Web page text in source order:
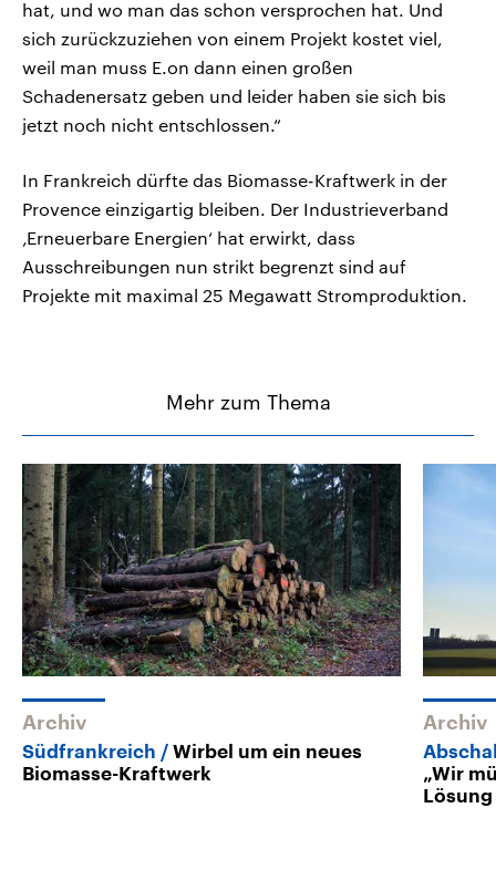
hat, und wo man das schon versprochen hat. Und
sich zurückzuziehen von einem Projekt kostet viel,
weil man muss E.on dann einen großen
Schadenersatz geben und leider haben sie sich bis
jetzt noch nicht entschlossen.“
In Frankreich dürfte das Biomasse-Kraftwerk in der
Provence einzigartig bleiben. Der Industrieverband
‚Erneuerbare Energien‘ hat erwirkt, dass
Ausschreibungen nun strikt begrenzt sind auf
Projekte mit maximal 25 Megawatt Stromproduktion.
Mehr zum Thema
Archiv
Südfrankreich
Wirbel um ein neues
Biomasse-Kraftwerk
Archiv
„Wir